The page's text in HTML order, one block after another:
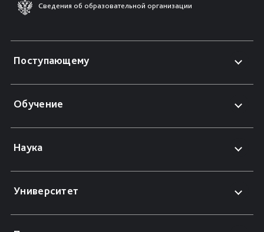
Сведения об образовательной организации
Поступающему
Обучение
Наука
Университет